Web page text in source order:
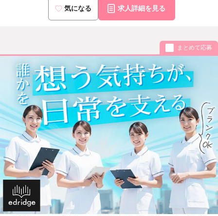
気になる 求人詳細を見る
まとめて応募